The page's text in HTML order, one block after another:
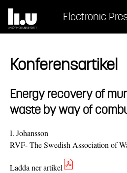
Electronic
Konferensartikel
Energy recovery of
waste by way of
I. Johansson
RVF- The Swedish Association of
Ladda ner artikel